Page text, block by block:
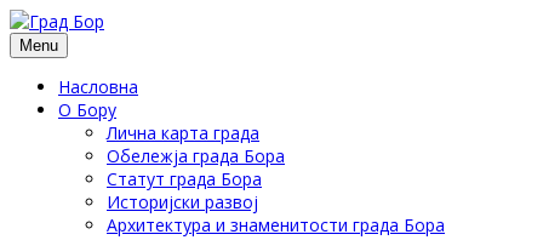
Menu
Насловна
О Бору
Лична карта града
Обележја града Бора
Статут града Бора
Историјски развој
Архитектура и знаменитости града Бора